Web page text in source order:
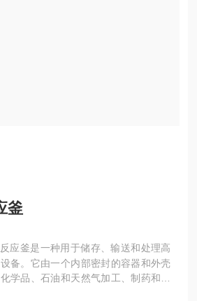
釜
应釜是一种用于储存、输送和处理高
备。它由一个内部密封的容器和外壳
学品、石油和天然气加工、制药和食